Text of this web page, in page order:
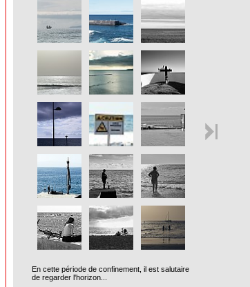
En cette période de confinement, il est salutaire
de regarder l'horizon...